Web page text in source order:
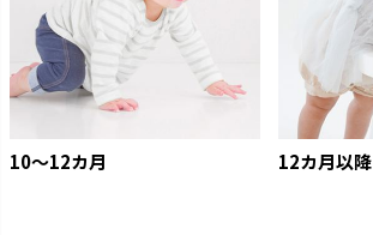
10〜12カ月 12カ月以降